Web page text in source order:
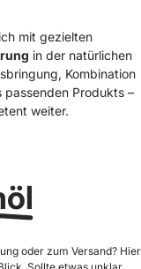
mit gezielten
in der natürlichen
Kombination
Produkts –
weiter.
oder zum Versand? Hier